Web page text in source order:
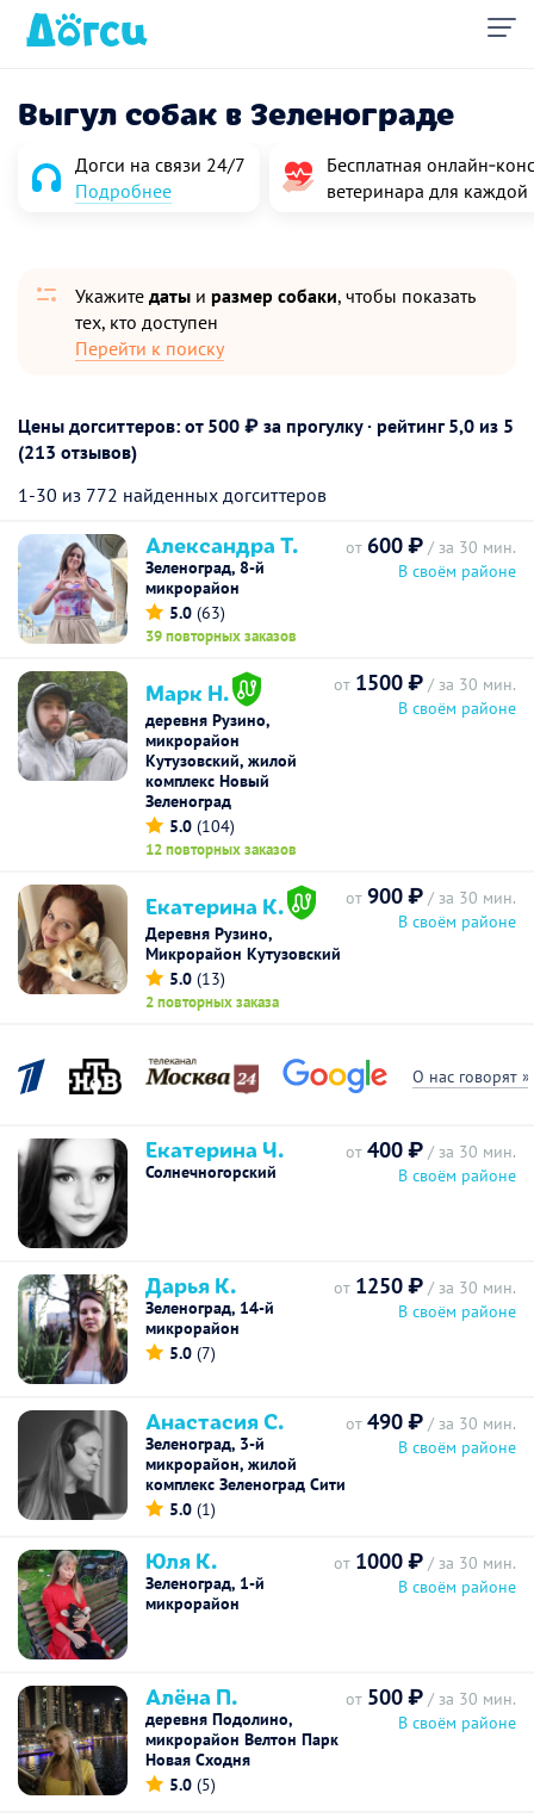
Выгул собак в Зеленограде
Догси на связи 24/7
Подробнее
Бесплатная
ветеринара для
Укажите даты и размер собаки, чтобы показать
тех, кто доступен
Перейти к поиску
Цены догситтеров: от 500 ₽ за прогулку · рейтинг 5,0 из 5
(213 отзывов)
1-30 из 772 найденных догситтеров
Александра Т.
Зеленоград, 8-й
микрорайон
5.0 (63)
39 повторных заказов
от 600 ₽ / за 30 мин.
В своём районе
Марк Н.
деревня Рузино,
микрорайон
Кутузовский, жилой
комплекс Новый
Зеленоград
5.0 (104)
12 повторных заказов
от 1500 ₽ / за 30 мин.
В своём районе
Екатерина К.
Деревня Рузино,
Микрорайон Кутузовский
5.0 (13)
2 повторных заказа
от 900 ₽ / за 30 мин.
В своём районе
О нас говорят »
Екатерина Ч.
Солнечногорский
от 400 ₽ / за 30 мин.
В своём районе
Дарья К.
Зеленоград, 14-й
микрорайон
5.0 (7)
от 1250 ₽ / за 30 мин.
В своём районе
Анастасия С.
Зеленоград, 3-й
микрорайон, жилой
комплекс Зеленоград Сити
5.0 (1)
от 490 ₽ / за 30 мин.
В своём районе
Юля К.
Зеленоград, 1-й
микрорайон
от 1000 ₽ / за 30 мин.
В своём районе
Алёна П.
деревня Подолино,
микрорайон Велтон Парк
Новая Сходня
5.0 (5)
от 500 ₽ / за 30 мин.
В своём районе